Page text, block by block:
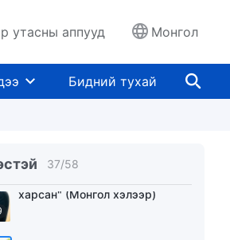
утасны аппууд Монгол
Бидний тухай
37/58
Сайн мэдээний гэрчлэлүүд
"Шүүлт бол тэнгэрийн
Сайн мэдээний гэрчлэлүүд "Би
харсан" (Mонгол хэлээр)